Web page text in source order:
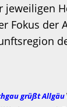
jeweiligen
Fokus der
grüßt Allgäu